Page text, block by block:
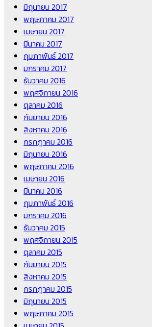
มิถุนายน 2017
พฤษภาคม 2017
เมษายน 2017
มีนาคม 2017
กุมภาพันธ์ 2017
มกราคม 2017
ธันวาคม 2016
พฤศจิกายน 2016
ตุลาคม 2016
กันยายน 2016
สิงหาคม 2016
กรกฎาคม 2016
มิถุนายน 2016
พฤษภาคม 2016
เมษายน 2016
มีนาคม 2016
กุมภาพันธ์ 2016
มกราคม 2016
ธันวาคม 2015
พฤศจิกายน 2015
ตุลาคม 2015
กันยายน 2015
สิงหาคม 2015
กรกฎาคม 2015
มิถุนายน 2015
พฤษภาคม 2015